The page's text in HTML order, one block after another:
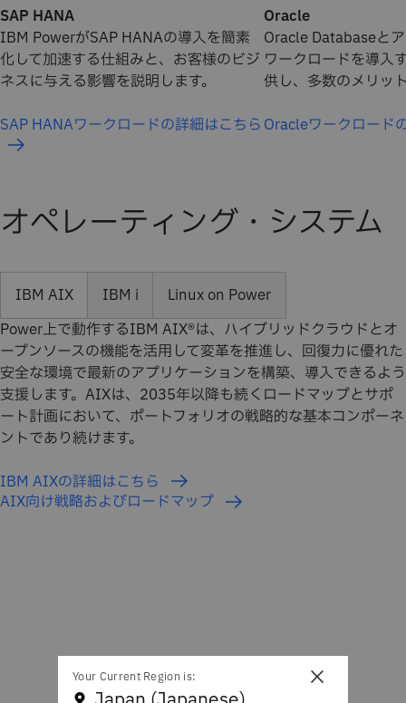
SAP HANA
IBM PowerがSAP HANAの導入を簡素
化して加速する仕組みと、お客様のビジ
ネスに与える影響を説明します。
SAP HANAワークロードの詳細はこちら
Oracle
Oracle Databaseと
ワークロードを導入
供し、多数のメリッ
Oracleワークロード
オペレーティング・システム
IBM AIX IBM i
Linux on Power
Power上で動作するIBM AIX®は、ハイブリッドクラウドとオ
ープンソースの機能を活用して変革を推進し、回復力に優れた
安全な環境で最新のアプリケーションを構築、導入できるよう
支援します。AIXは、2035年以降も続くロードマップとサポ
ート計画において、ポートフォリオの戦略的な基本コンポーネ
ントであり続けます。
IBM AIXの詳細はこちら
AIX向け戦略およびロードマップ
×
Your Current Region is: